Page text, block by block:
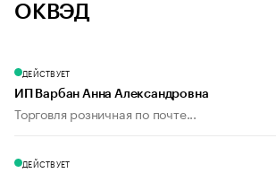
ОКВЭД
ДЕЙСТВУЕТ
ИП Варбан Анна Александровна
Торговля розничная по почте...
ДЕЙСТВУЕТ